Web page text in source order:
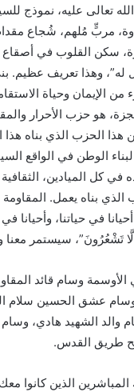
تعالى عليه، نموذج
مربٍّ مُلهم، شُجاع
سكن القلوب في أصقاع
له”، وهذا تعريف عظيم.
من الإيمان وحياة
هو حزب الأحرار
الحزب الذي بناه هذا
لبناء الوطن في الواقع
كل الميادين، الثقافية
الذي بناه يعمل.
في حياتنا،
تَشْعُرُونَ”، سيستمر معنا
الأوسمة وسام قائد
وسام عشق الحسين سلام
والد الشهيد هادي،
طريق القدس.
المباشرين الذين